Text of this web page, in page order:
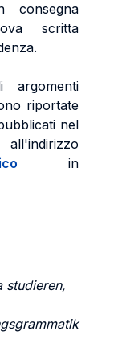
consegna
scritta
argomenti
riportate
nel
in
studieren,